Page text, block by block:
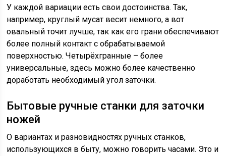
У каждой вариации есть свои достоинства. Так,
например, круглый мусат весит немного, а вот
овальный точит лучше, так как его грани обеспечивают
более полный контакт с обрабатываемой
поверхностью. Четырёхгранные – более
универсальные, здесь можно более качественно
доработать необходимый угол заточки.
Бытовые ручные станки для заточки
ножей
О вариантах и разновидностях ручных станков,
использующихся в быту, можно говорить часами. Это и